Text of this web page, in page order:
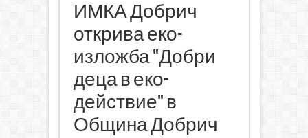
ИМКА Добрич
открива еко-
изложба "Добри
деца в еко-
действие" в
Община Добрич